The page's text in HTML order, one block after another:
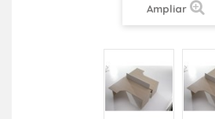
Ampliar